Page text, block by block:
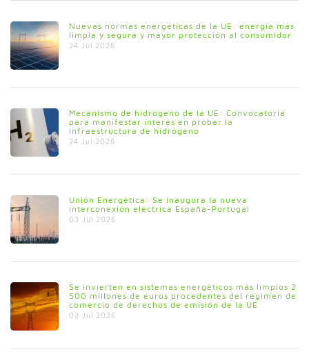
Nuevas normas energéticas de la UE: energía más
limpia y segura y mayor protección al consumidor
24 Jul 2026
Mecanismo de hidrógeno de la UE: Convocatoria
para manifestar interés en probar la
infraestructura de hidrógeno
24 Jul 2026
Unión Energética: Se inaugura la nueva
interconexión eléctrica España-Portugal
03 Jul 2026
Se invierten en sistemas energéticos más limpios 2
500 millones de euros procedentes del régimen de
comercio de derechos de emisión de la UE
03 Jul 2026